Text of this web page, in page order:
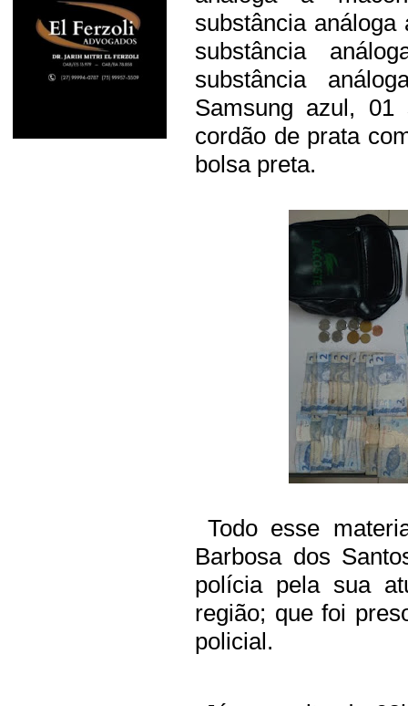
substância
substância
substância
Samsung azul, 01
cordão de prata
bolsa preta.
Todo esse
Barbosa dos
polícia pela sua
região; que foi
policial.